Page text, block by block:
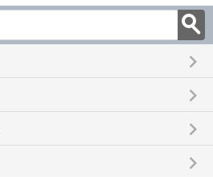
keyboard_arrow_right
keyboard_arrow_right
keyboard_arrow_right
keyboard_arrow_right